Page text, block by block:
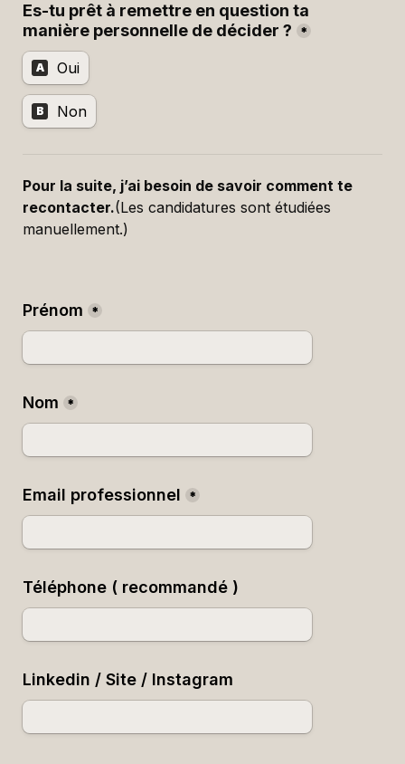
Es-tu prêt à remettre en question ta
manière personnelle de décider ?
*
A Oui
B Non
Pour la suite, j’ai besoin de savoir comment te
recontacter.(Les candidatures sont étudiées
manuellement.)
Prénom *
Nom *
Email professionnel *
Téléphone ( recommandé )
Linkedin / Site / Instagram